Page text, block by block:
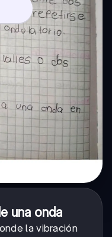
una onda
la vibración